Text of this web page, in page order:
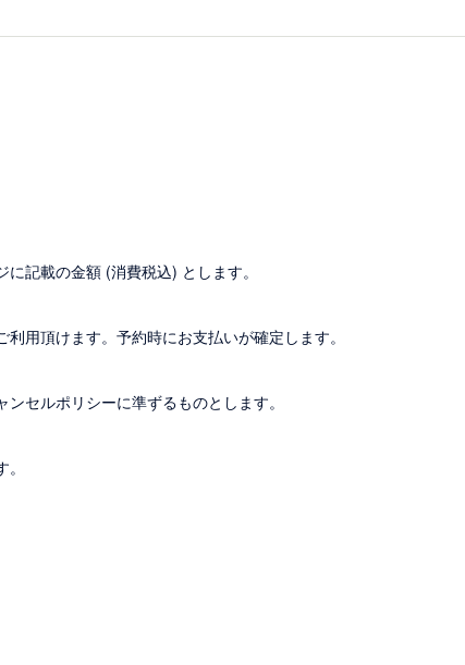
記載の金額 (消費税込) とします。
用頂けます。予約時にお支払いが確定します。
セルポリシーに準ずるものとします。